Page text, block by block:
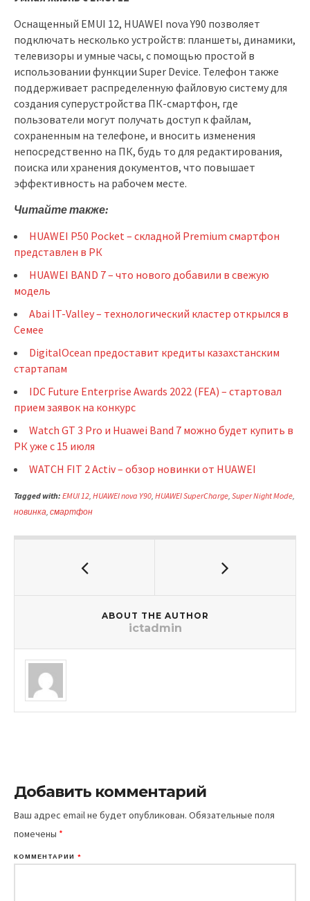
Оснащенный EMUI 12, HUAWEI nova Y90 позволяет
подключать несколько устройств: планшеты, динамики,
телевизоры и умные часы, с помощью простой в
использовании функции Super Device. Телефон также
поддерживает распределенную файловую систему для
создания суперустройства ПК-смартфон, где
пользователи могут получать доступ к файлам,
сохраненным на телефоне, и вносить изменения
непосредственно на ПК, будь то для редактирования,
поиска или хранения документов, что повышает
эффективность на рабочем месте.
Читайте также:
HUAWEI P50 Pocket – складной Premium смартфон
представлен в РК
HUAWEI BAND 7 – что нового добавили в свежую
модель
Abai IT-Valley – технологический кластер открылся в
Семее
DigitalOcean предоставит кредиты казахстанским
стартапам
IDC Future Enterprise Awards 2022 (FEA) – стартовал
прием заявок на конкурс
Watch GT 3 Pro и Huawei Band 7 можно будет купить в
РК уже с 15 июля
WATCH FIT 2 Activ – обзор новинки от HUAWEI
Tagged with: EMUI 12, HUAWEI nova Y90, HUAWEI SuperCharge, Super Night Mode,
новинка, смартфон
ABOUT THE AUTHOR
ictadmin
Добавить комментарий
Ваш адрес email не будет опубликован. Обязательные поля
помечены *
КОММЕНТАРИЙ *